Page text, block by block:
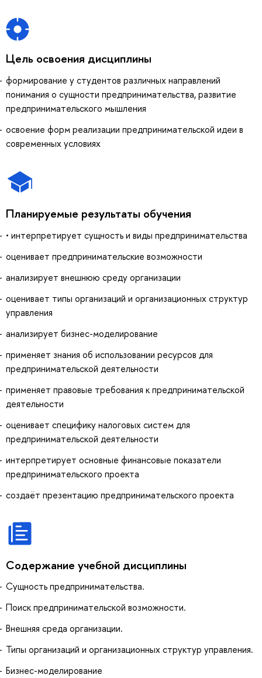
Цель освоения дисциплины
формирование у студентов различных направлений
понимания о сущности предпринимательства, развитие
предпринимательского мышления
освоение форм реализации предпринимательской идеи в
современных условиях
Планируемые результаты обучения
• интерпретирует сущность и виды предпринимательства
оценивает предпринимательские возможности
анализирует внешнюю среду организации
оценивает типы организаций и организационных структур
управления
анализирует бизнес-моделирование
применяет знания об использовании ресурсов для
предпринимательской деятельности
применяет правовые требования к предпринимательской
деятельности
оценивает специфику налоговых систем для
предпринимательской деятельности
интерпретирует основные финансовые показатели
предпринимательского проекта
создаёт презентацию предпринимательского проекта
Содержание учебной дисциплины
Сущность предпринимательства.
Поиск предпринимательской возможности.
Внешняя среда организации.
Типы организаций и организационных структур управления.
Бизнес-моделирование